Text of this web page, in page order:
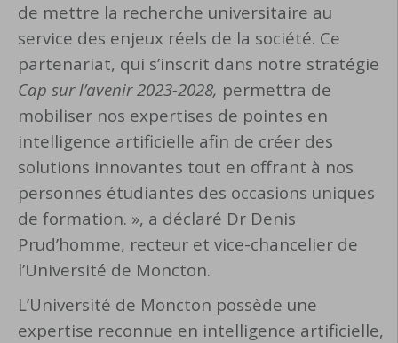
de mettre la recherche universitaire au
service des enjeux réels de la société. Ce
partenariat, qui s’inscrit dans notre stratégie
Cap sur l’avenir 2023-2028, permettra de
mobiliser nos expertises de pointes en
intelligence artificielle afin de créer des
solutions innovantes tout en offrant à nos
personnes étudiantes des occasions uniques
de formation. », a déclaré Dr Denis
Prud’homme, recteur et vice-chancelier de
l’Université de Moncton.
L’Université de Moncton possède une
expertise reconnue en intelligence artificielle,